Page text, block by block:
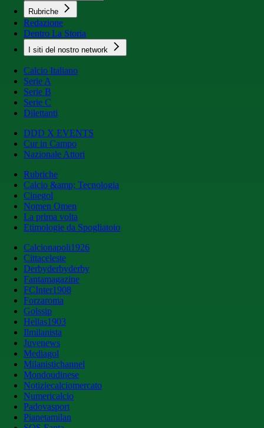
Rubriche
Redazione
Dentro La Storia
I siti del nostro network
Calcio Italiano
Serie A
Serie B
Serie C
Dilettanti
DDD X EVENTS
Cur in Campo
Nazionale Attori
Rubriche
Calcio &amp; Tecnologia
Cinegol
Nomen Omen
La prima volta
Etimologie da Spogliatoio
Calcionapoli1926
Cittaceleste
Derbyderbyderby
Fantamagazine
FCInter1908
Forzaroma
Golssip
Hellas1903
Ilmilanista
Juvenews
Mediagol
Milanistichannel
Mondoudinese
Notiziecalciomercato
Numericalcio
Padovasport
Pianetamilan